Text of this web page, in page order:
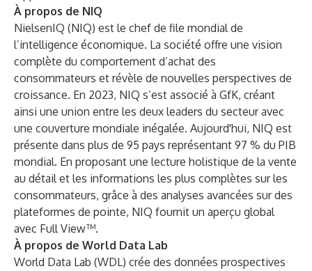
À propos de NIQ
NielsenIQ (NIQ) est le chef de file mondial de
l’intelligence économique. La société offre une vision
complète du comportement d’achat des
consommateurs et révèle de nouvelles perspectives de
croissance. En 2023, NIQ s’est associé à GfK, créant
ainsi une union entre les deux leaders du secteur avec
une couverture mondiale inégalée. Aujourd'hui, NIQ est
présente dans plus de 95 pays représentant 97 % du PIB
mondial. En proposant une lecture holistique de la vente
au détail et les informations les plus complètes sur les
consommateurs, grâce à des analyses avancées sur des
plateformes de pointe, NIQ fournit un aperçu global
avec Full View™.
À propos de World Data Lab
World Data Lab (WDL) crée des données prospectives